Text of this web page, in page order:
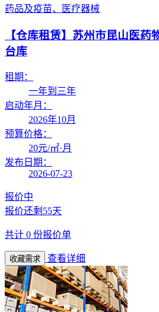
药品及疫苗、医疗器械
【仓库租赁】 苏州市昆山医药
台库
租期：
一年到三年
启动年月：
2026年10月
预算价格：
20元/㎡·月
发布日期：
2026-07-23
报价中
报价还剩 55天
共计 0 份报价单
收藏需求 查看详细